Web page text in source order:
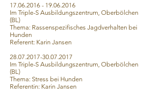
17.06.2016 - 19.06.2016
Im Triple-S Ausbildungszentrum, Oberbölchen
(BL)
Thema: Rassenspezifisches Jagdverhalten bei
Hunden
Referent: Karin Jansen
28.07.2017-30.07.2017
Im Triple-S Ausbildungszentrum, Oberbölchen
(BL)
Thema: Stress bei Hunden
Referentin: Karin Jansen